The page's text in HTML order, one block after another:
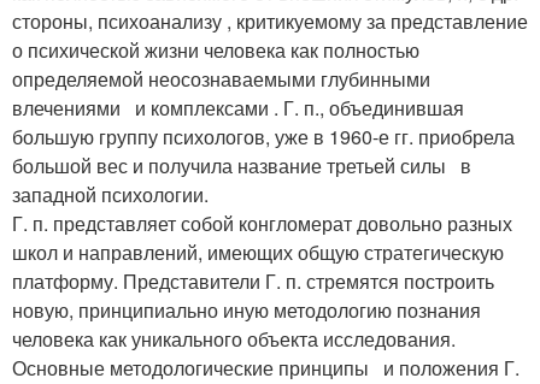
стороны, психоанализу , критикуемому за представление
о психической жизни человека как полностью
определяемой неосознаваемыми глубинными
влечениями и комплексами . Г. п., объединившая
большую группу психологов, уже в 1960-е гг. приобрела
большой вес и получила название третьей силы в
западной психологии.
Г. п. представляет собой конгломерат довольно разных
школ и направлений, имеющих общую стратегическую
платформу. Представители Г. п. стремятся построить
новую, принципиально иную методологию познания
человека как уникального объекта исследования.
Основные методологические принципы и положения Г.